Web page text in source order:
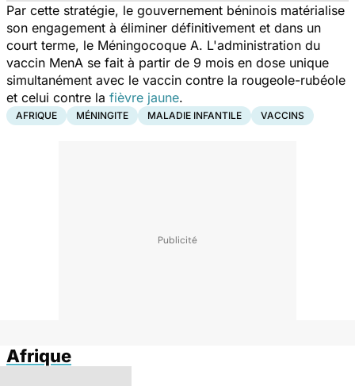
Par cette stratégie, le gouvernement béninois matérialise
son engagement à éliminer définitivement et dans un
court terme, le Méningocoque A. L'administration du
vaccin MenA se fait à partir de 9 mois en dose unique
simultanément avec le vaccin contre la rougeole-rubéole
et celui contre la fièvre jaune.
AFRIQUE MÉNINGITE MALADIE INFANTILE VACCINS
Afrique